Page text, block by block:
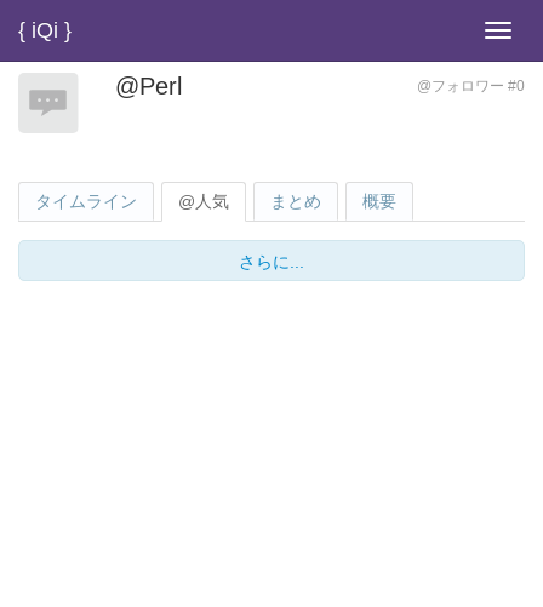
{ iQi }
@Perl @フォロワー #0
タイムライン @人気 まとめ 概要
さらに...